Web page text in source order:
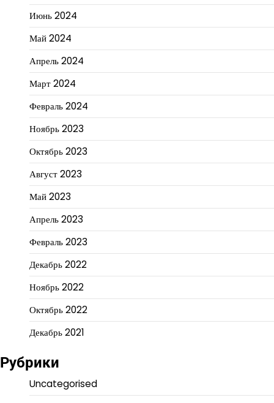
Июнь 2024
Май 2024
Апрель 2024
Март 2024
Февраль 2024
Ноябрь 2023
Октябрь 2023
Август 2023
Май 2023
Апрель 2023
Февраль 2023
Декабрь 2022
Ноябрь 2022
Октябрь 2022
Декабрь 2021
Рубрики
Uncategorised